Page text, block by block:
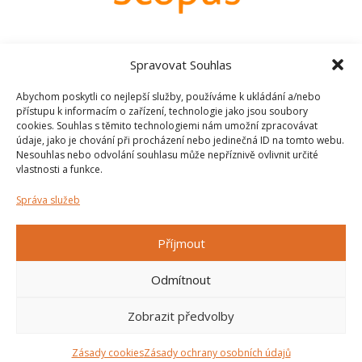
Spravovat Souhlas
Abychom poskytli co nejlepší služby, používáme k ukládání a/nebo
přístupu k informacím o zařízení, technologie jako jsou soubory
cookies. Souhlas s těmito technologiemi nám umožní zpracovávat
údaje, jako je chování při procházení nebo jedinečná ID na tomto webu.
Nesouhlas nebo odvolání souhlasu může nepříznivě ovlivnit určité
vlastnosti a funkce.
Správa služeb
Příjmout
Odmítnout
Zobrazit předvolby
Zásady cookiesZásady ochrany osobních údajů
Ostatní
Zásady ochrany
osobních údajů
Zásady cookies (EU)
Shutterstock.com
© 2026 Fakulta sociálních věd Univerzity Karlovy